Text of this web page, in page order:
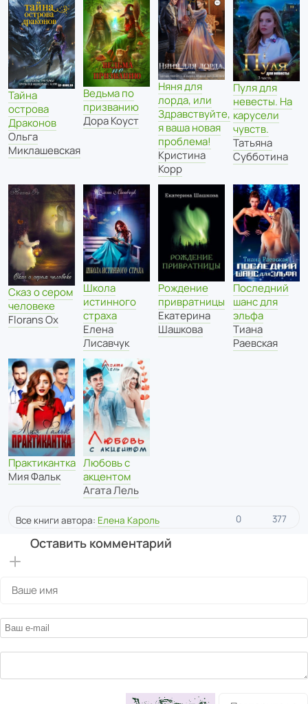
Тайна
острова
Драконов
Ольга
Миклашевская
Ведьма по
призванию
Дора Коуст
Няня для
лорда, или
Здравствуйте,
я ваша новая
проблема!
Кристина
Корр
Пуля для
невесты. На
карусели
чувств.
Татьяна
Субботина
Сказ о сером
человеке
Florans Ox
Школа
истинного
страха
Елена
Лисавчук
Рождение
привратницы
Екатерина
Шашкова
Последний
шанс для
эльфа
Тиана
Раевская
Практикантка
Мия Фальк
Любовь с
акцентом
Агата Лель
Все книги автора: Елена Кароль 0 377
Оставить комментарий